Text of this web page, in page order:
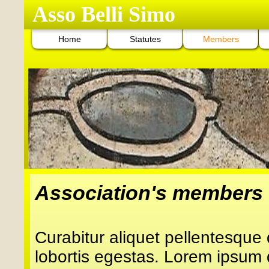
Association's members
Curabitur aliquet
lobortis egestas. Lorem
Home Statutes Members
Asso Belli Simo